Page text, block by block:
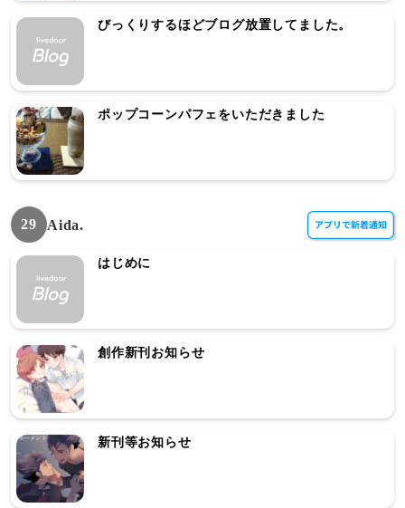
びっくりするほどブログ放置してました。
ポップコーンパフェをいただきました
29 Aida.
はじめに
創作新刊お知らせ
新刊等お知らせ